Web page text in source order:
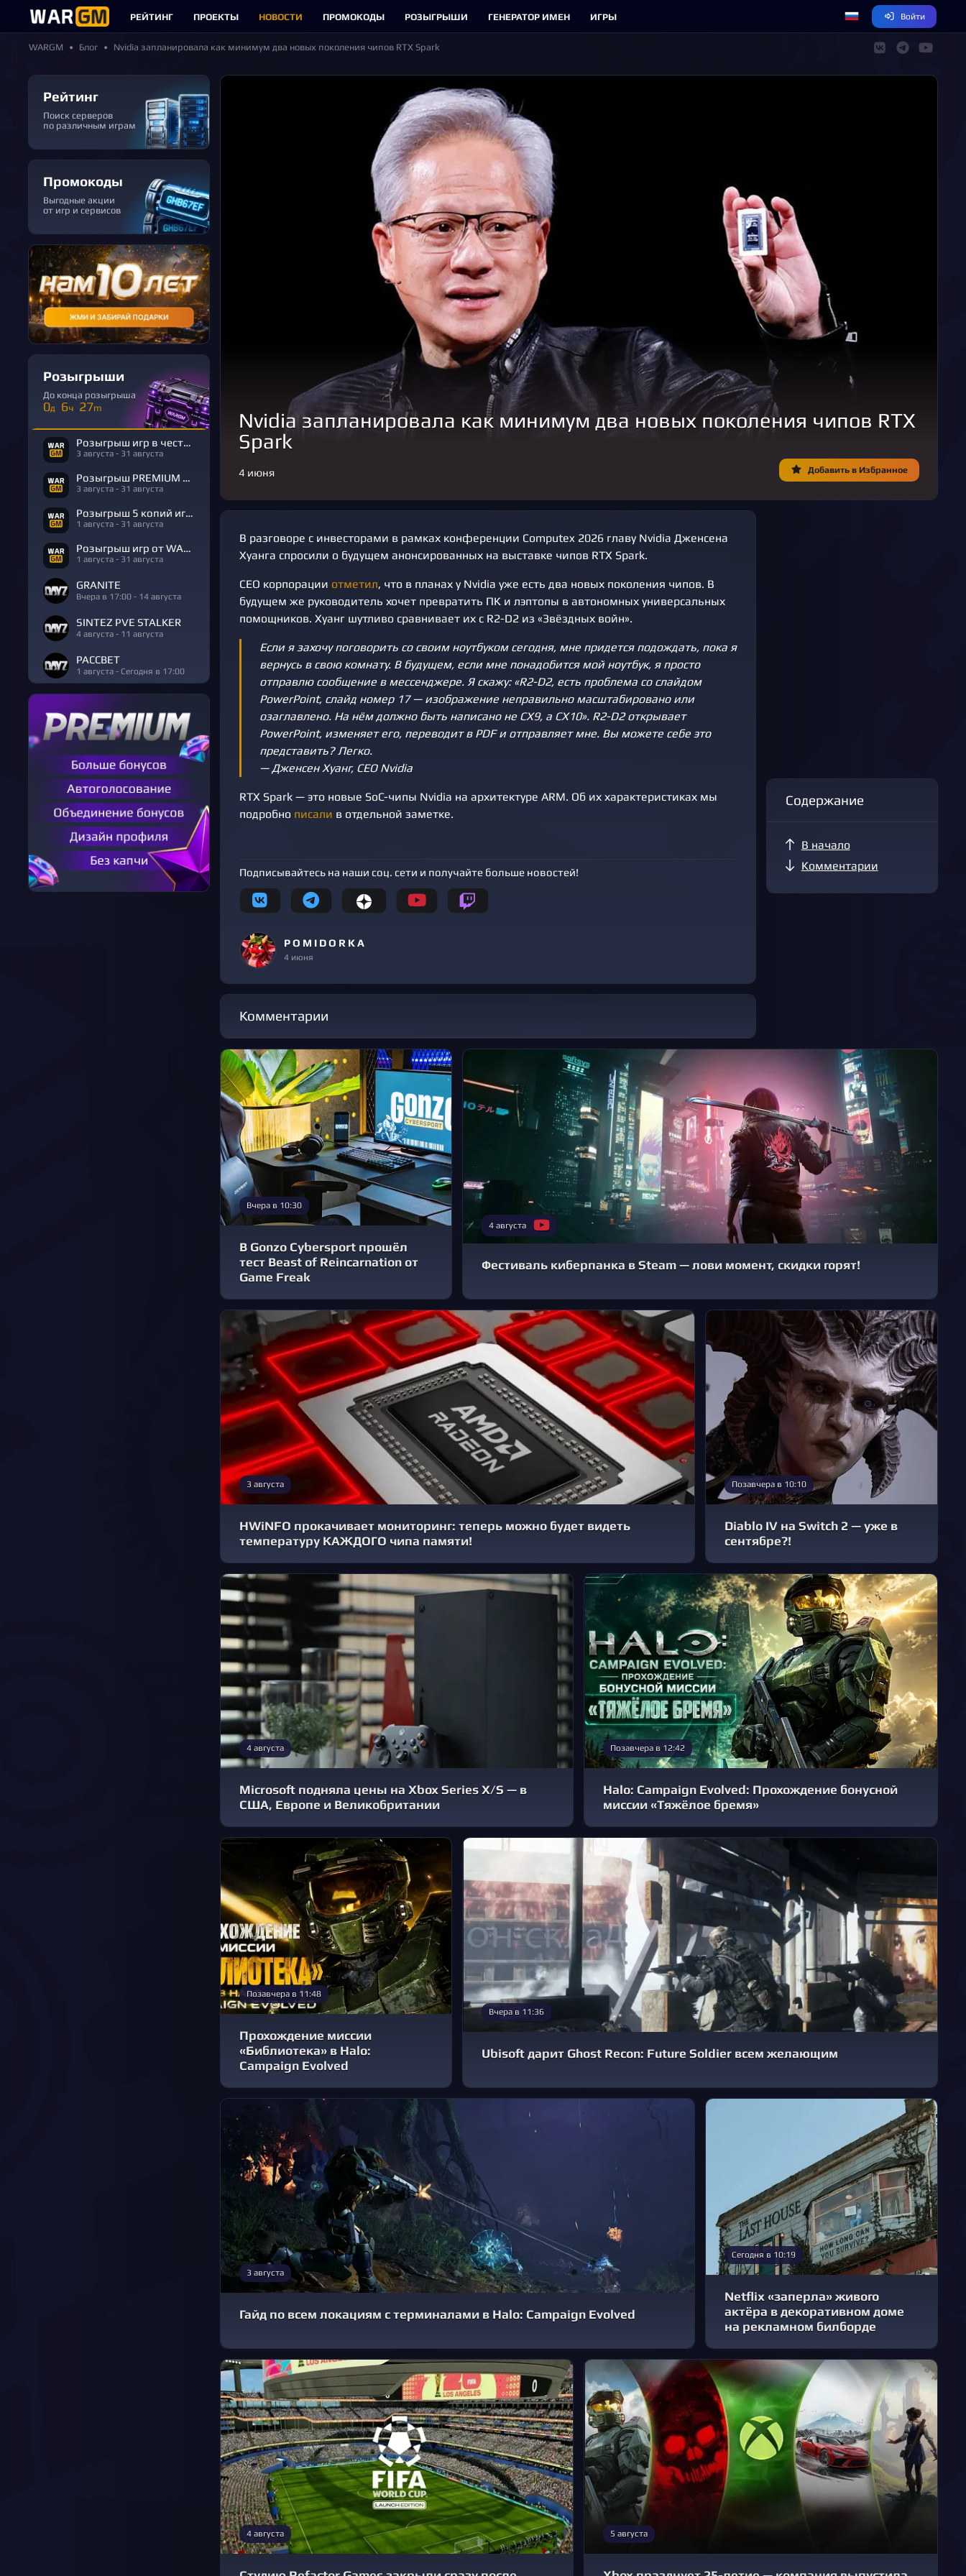
РЕЙТИНГ ПРОЕКТЫ НОВОСТИ ПРОМОКОДЫ РОЗЫГРЫШИ ГЕНЕРАТОР ИМЕН ИГРЫ Войти
WARGM Блог Nvidia запланировала как минимум два новых поколения чипов RTX Spark
Рейтинг
Поиск серверов
по различным играм
Промокоды
Выгодные акции
от игр и сервисов
Розыгрыши
До конца розыгрыша
0д 6ч 27m
Розыгрыш игр в честь Дня Рождения
3 августа - 31 августа
Розыгрыш PREMIUM в честь Дня Рождения
3 августа - 31 августа
Розыгрыш 5 копий игры R.E.P.O.
1 августа - 31 августа
Розыгрыш игр от WARGM
1 августа - 31 августа
GRANITE
Вчера в 17:00 - 14 августа
SINTEZ PVE STALKER
4 августа - 11 августа
РАССВЕТ
1 августа - Сегодня в 17:00
Nvidia запланировала как минимум два новых поколения чипов RTX
Spark
Добавить в Избранное
4 июня
В разговоре с инвесторами в рамках конференции Computex 2026 главу Nvidia Дженсена
Хуанга спросили о будущем анонсированных на выставке чипов RTX Spark.
CEO корпорации отметил, что в планах у Nvidia уже есть два новых поколения чипов. В
будущем же руководитель хочет превратить ПК и лэптопы в автономных универсальных
помощников. Хуанг шутливо сравнивает их с R2-D2 из «Звёздных войн».
Если я захочу поговорить со своим ноутбуком сегодня, мне придется подождать, пока я
вернусь в свою комнату. В будущем, если мне понадобится мой ноутбук, я просто
отправлю сообщение в мессенджере. Я скажу: «R2-D2, есть проблема со слайдом
PowerPoint, слайд номер 17 — изображение неправильно масштабировано или
озаглавлено. На нём должно быть написано не CX9, а CX10». R2-D2 открывает
PowerPoint, изменяет его, переводит в PDF и отправляет мне. Вы можете себе это
представить? Легко.
— Дженсен Хуанг, CEO Nvidia
RTX Spark — это новые SoC-чипы Nvidia на архитектуре ARM. Об их характеристиках мы
подробно писали в отдельной заметке.
Подписывайтесь на наши соц. сети и получайте больше новостей!
P O M I D O R K A
4 июня
Комментарии
Содержание
В начало
Комментарии
Вчера в 10:30
В Gonzo Cybersport прошёл
тест Beast of Reincarnation от
Game Freak
4 августа
Фестиваль киберпанка в Steam — лови момент, скидки горят!
3 августа
HWiNFO прокачивает мониторинг: теперь можно будет видеть
температуру КАЖДОГО чипа памяти!
Позавчера в 10:10
Diablo IV на Switch 2 — уже в
сентябре?!
4 августа
Microsoft подняла цены на Xbox Series X/S — в
США, Европе и Великобритании
Позавчера в 12:42
Halo: Campaign Evolved: Прохождение бонусной
миссии «Тяжёлое бремя»
Позавчера в 11:48
Прохождение миссии
«Библиотека» в Halo:
Campaign Evolved
Вчера в 11:36
Ubisoft дарит Ghost Recon: Future Soldier всем желающим
3 августа
Гайд по всем локациям с терминалами в Halo: Campaign Evolved
Сегодня в 10:19
Netflix «заперла» живого
актёра в декоративном доме
на рекламном билборде
4 августа 5 августа